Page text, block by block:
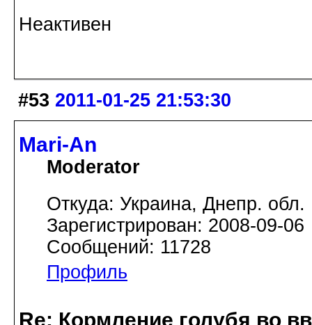
Неактивен
#53 2011-01-25 21:53:30
Mari-An
Moderator
Откуда: Украина, Днепр. обл.
Зарегистрирован: 2008-09-06
Сообщений: 11728
Профиль
Re: Кормление голубя во